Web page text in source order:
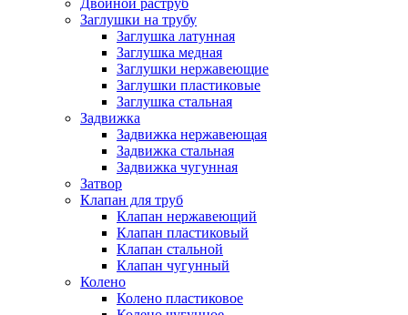
Двойной раструб
Заглушки на трубу
Заглушка латунная
Заглушка медная
Заглушки нержавеющие
Заглушки пластиковые
Заглушка стальная
Задвижка
Задвижка нержавеющая
Задвижка стальная
Задвижка чугунная
Затвор
Клапан для труб
Клапан нержавеющий
Клапан пластиковый
Клапан стальной
Клапан чугунный
Колено
Колено пластиковое